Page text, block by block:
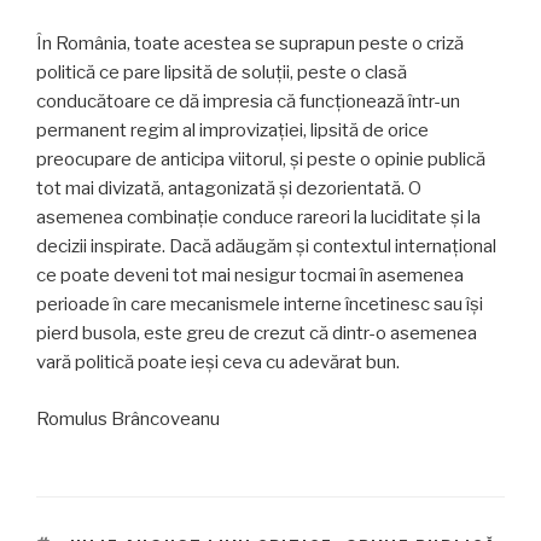
În România, toate acestea se suprapun peste o criză
politică ce pare lipsită de soluții, peste o clasă
conducătoare ce dă impresia că funcționează într-un
permanent regim al improvizației, lipsită de orice
preocupare de anticipa viitorul, și peste o opinie publică
tot mai divizată, antagonizată și dezorientată. O
asemenea combinație conduce rareori la luciditate și la
decizii inspirate. Dacă adăugăm și contextul internațional
ce poate deveni tot mai nesigur tocmai în asemenea
perioade în care mecanismele interne încetinesc sau își
pierd busola, este greu de crezut că dintr-o asemenea
vară politică poate ieși ceva cu adevărat bun.
Romulus Brâncoveanu